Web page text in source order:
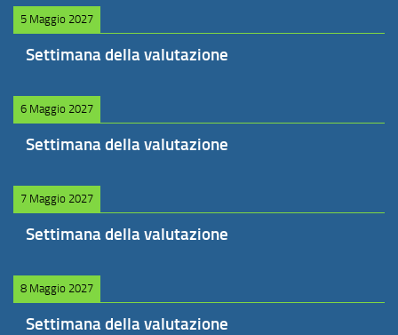
5 Maggio 2027
Settimana della valutazione
6 Maggio 2027
Settimana della valutazione
7 Maggio 2027
Settimana della valutazione
8 Maggio 2027
Settimana della valutazione